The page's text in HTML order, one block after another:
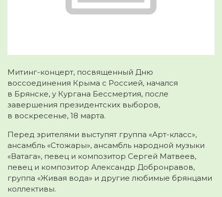
Митинг-концерт, посвященный Дню
воссоединения Крыма с Россией, начался
в Брянске, у Кургана Бессмертия, после
завершения президентских выборов,
в воскресенье, 18 марта.
Перед зрителями выступят группа «Арт-класс»,
ансамбль «Стожары», ансамбль народной музыки
«Ватага», певец и композитор Сергей Матвеев,
певец и композитор Александр Добронравов,
группа «Живая вода» и другие любимые брянцами
коллективы.